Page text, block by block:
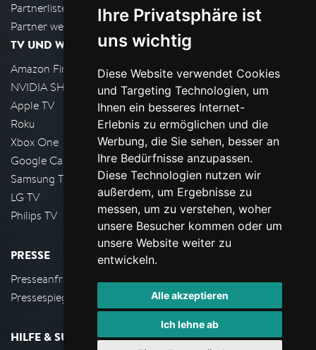
Ihre Privatsphäre ist
uns wichtig
Diese Website verwendet Cookies
und Targeting Technologien, um
Ihnen ein besseres Internet-
Erlebnis zu ermöglichen und die
Werbung, die Sie sehen, besser an
Ihre Bedürfnisse anzupassen.
Diese Technologien nutzen wir
außerdem, um Ergebnisse zu
messen, um zu verstehen, woher
unsere Besucher kommen oder um
unsere Website weiter zu
entwickeln.
Alle akzeptieren
Ich lehne ab
Partnerliste
Partner werden
TV UND WOHNZIMMER
Amazon FireTV
NVIDIA SHIELD, Google TV
Apple TV
Roku
Xbox One
Google Cast
Samsung TV
LG TV
Philips TV
PRESSE
Presseanfrage stellen
Pressespiegel
HILFE & SUPPORT